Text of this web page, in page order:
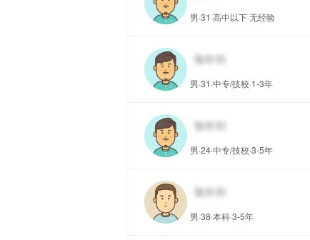
男·31·高中以下·无经验
男·31·中专/技校·1-3年
男·24·中专/技校·3-5年
男·38·本科·3-5年